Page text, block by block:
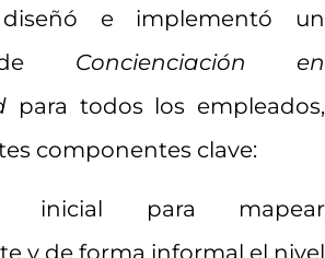
e implementó un
de Concienciación en
para todos los empleados,
componentes clave:
inicial para mapear